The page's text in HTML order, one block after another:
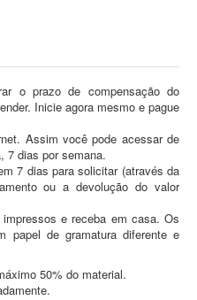
o prazo de compensação do
Inicie agora mesmo e pague
Assim você pode acessar de
7 dias por semana.
7 dias para solicitar (através da
ou a devolução do valor
e receba em casa. Os
papel de gramatura diferente e
50% do material.